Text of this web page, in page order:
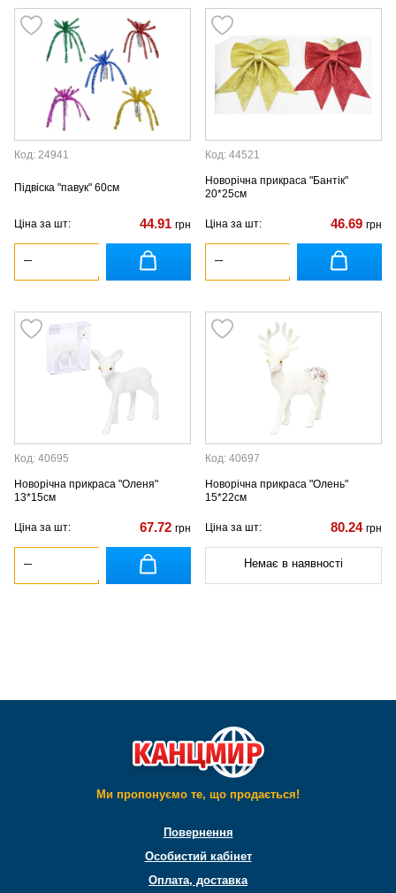
Код: 24941
Підвіска "павук" 60см
Ціна за шт: 44.91 грн
Код: 44521
Новорічна прикраса "Бантік"
20*25см
Ціна за шт: 46.69 грн
Код: 40695
Новорічна прикраса "Оленя"
13*15см
Ціна за шт: 67.72 грн
Код: 40697
Новорічна прикраса "Олень"
15*22см
Ціна за шт: 80.24 грн
Немає в наявності
Ми пропонуємо те, що продається!
Повернення
Особистий кабінет
Оплата, доставка